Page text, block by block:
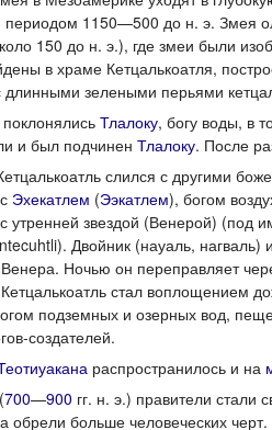
периодом 1150—500 до н. э. Змея
150 до н. э.), где змеи были
в храме Кетцалькоатля,
зелеными перьями
поклонялись Тлалоку, богу воды, в
и был подчинен Тлалоку. После
слился с другими
Эхекатлем (Ээкатлем), богом
утренней звездой (Венерой) (под
Двойник (науаль, нагваль)
Ночью он переправляет
стал воплощением
подземных и озерных вод,
создателей.
распространилось и на
(700—900 гг. н. э.) правители стали
обрели больше человеческих